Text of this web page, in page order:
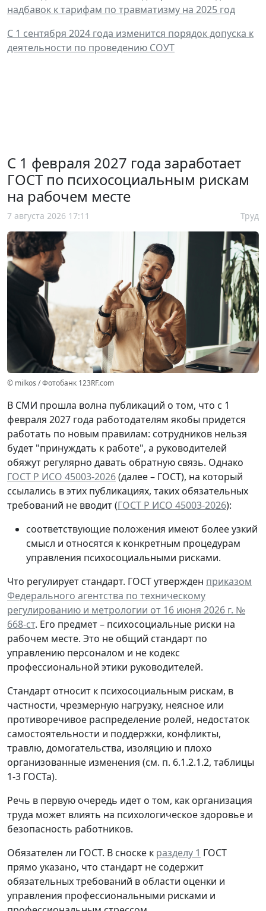
надбавок к тарифам по травматизму на 2025 год
С 1 сентября 2024 года изменится порядок допуска к
деятельности по проведению СОУТ
С 1 февраля 2027 года заработает
ГОСТ по психосоциальным рискам
на рабочем месте
7 августа 2026 17:11 Труд
© milkos / Фотобанк 123RF.com
В СМИ прошла волна публикаций о том, что с 1
февраля 2027 года работодателям якобы придется
работать по новым правилам: сотрудников нельзя
будет "принуждать к работе", а руководителей
обяжут регулярно давать обратную связь. Однако
ГОСТ Р ИСО 45003-2026(далее – ГОСТ), на который
ссылались в этих публикациях, таких обязательных
требований не вводит (ГОСТ Р ИСО 45003-2026):
соответствующие положения имеют более узкий
смысл и относятся к конкретным процедурам
управления психосоциальными рисками.
Что регулирует стандарт. ГОСТ утвержден приказом
Федерального агентства по техническому
регулированию и метрологии от 16 июня 2026 г. №
668-ст. Его предмет – психосоциальные риски на
рабочем месте. Это не общий стандарт по
управлению персоналом и не кодекс
профессиональной этики руководителей.
Стандарт относит к психосоциальным рискам, в
частности, чрезмерную нагрузку, неясное или
противоречивое распределение ролей, недостаток
самостоятельности и поддержки, конфликты,
травлю, домогательства, изоляцию и плохо
организованные изменения (см. п. 6.1.2.1.2, таблицы
1-3 ГОСТа).
Речь в первую очередь идет о том, как организация
труда может влиять на психологическое здоровье и
безопасность работников.
Обязателен ли ГОСТ. В сноске к разделу 1 ГОСТ
прямо указано, что стандарт не содержит
обязательных требований в области оценки и
управления профессиональными рисками и